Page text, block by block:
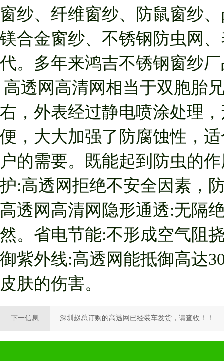
窗纱、纤维窗纱、防鼠窗纱
镁合金窗纱、不锈钢防虫网
代。多年来鸿吉不锈钢窗纱
高透网高清网相当于双胞胎
右，外表经过静电喷涂处理
便，大大加强了防腐蚀性，
户的需要。既能起到防虫的
护:高透网拒绝不安全因素，
高透网高清网隐形通透:无隔
然。省电节能:不形成空气阻
御紫外线:高透网能抵御高达
皮肤的伤害。
下一信息 深圳赵总订购的高透网已经装车发货，请查收！！